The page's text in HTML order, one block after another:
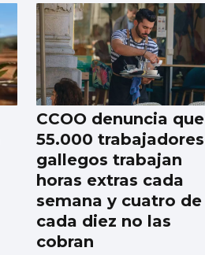
CCOO denuncia que
55.000 trabajadores
gallegos trabajan
horas extras cada
semana y cuatro de
cada diez no las
cobran